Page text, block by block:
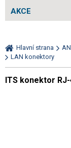
AKCE
Hlavní strana
LAN konektory
ITS konektor